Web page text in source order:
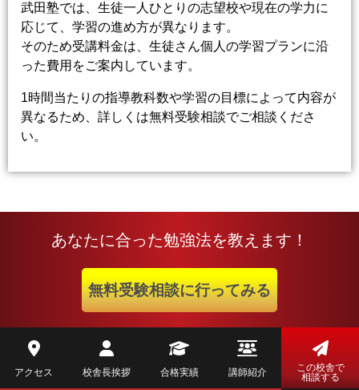
武田塾では、生徒一人ひとりの志望校や現在の学力に
応じて、学習の進め方が異なります。
そのため受講料金は、生徒さん個人の学習プランに沿
った費用をご案内しています。
1時間当たりの指導教科数や学習の目標によって内容が
異なるため、詳しくは無料受験相談でご相談くださ
い。
あなたに合った勉強法を教えます！
無料受験相談に行ってみる
アクセス 校舎長挨拶 合格実績 講師紹介
この校舎で
相談する